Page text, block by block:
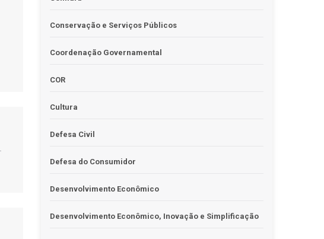
Conservação e Serviços Públicos
Coordenação Governamental
COR
Cultura
Defesa Civil
Defesa do Consumidor
Desenvolvimento Econômico
Desenvolvimento Econômico, Inovação e Simplificação